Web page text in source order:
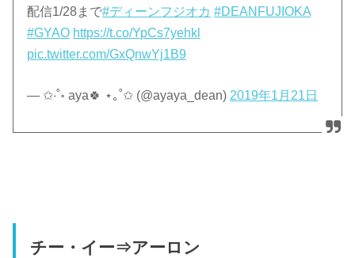
配信1/28まで#ディーンフジオカ #DEANFUJIOKA
#GYAO https://t.co/YpCs7yehkl
pic.twitter.com/GxQnwYj1B9
— ✩‧˚॰ aya🍀 ⋆｡˚✩ (@ayaya_dean) 2019年1月21日
チー・イー⇒アーロン